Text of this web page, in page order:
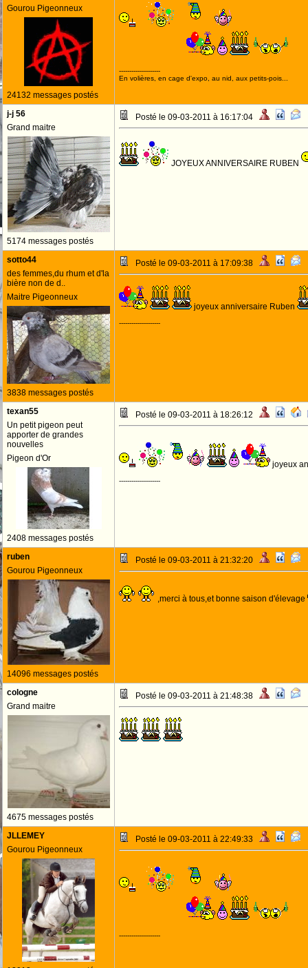
Gourou Pigeonneux
24132 messages postés
--------------------
En volières, en cage d'expo, au nid, aux petits-pois...
j-j 56
Grand maitre
5174 messages postés
Posté le 09-03-2011 à 16:17:04
JOYEUX ANNIVERSAIRE RUBEN
sotto44
des femmes,du rhum et d'la
bière non de d..
Maitre Pigeonneux
3838 messages postés
Posté le 09-03-2011 à 17:09:38
joyeux anniversaire Ruben
--------------------
texan55
Un petit pigeon peut
apporter de grandes
nouvelles
Pigeon d'Or
2408 messages postés
Posté le 09-03-2011 à 18:26:12
joyeux
--------------------
ruben
Gourou Pigeonneux
14096 messages postés
Posté le 09-03-2011 à 21:32:20
,merci à tous,et bonne saison d'élevage
cologne
Grand maitre
4675 messages postés
Posté le 09-03-2011 à 21:48:38
JLLEMEY
Gourou Pigeonneux
Posté le 09-03-2011 à 22:49:33
--------------------